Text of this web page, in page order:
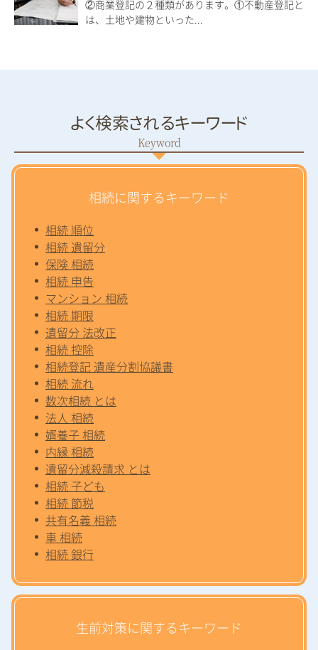
②商業登記の２種類があります。①不動産登記と
は、土地や建物といった...
よく検索されるキーワード
相続に関するキーワード
相続 順位
相続 遺留分
保険 相続
相続 申告
マンション 相続
相続 期限
遺留分 法改正
相続 控除
相続登記 遺産分割協議書
相続 流れ
数次相続 とは
法人 相続
婿養子 相続
内縁 相続
遺留分減殺請求 とは
相続 子ども
相続 節税
共有名義 相続
車 相続
相続 銀行
生前対策に関するキーワード